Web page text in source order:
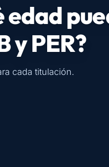
edad
y PER?
cada titulación.